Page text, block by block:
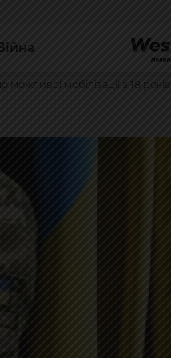
мобілізації з 18 років